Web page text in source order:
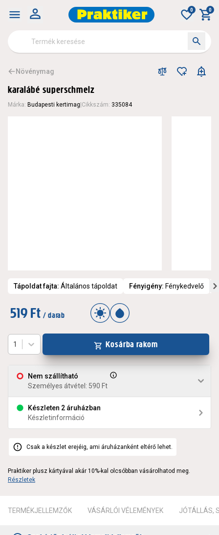
0 0
Növénymag
karalábé superschmelz
Márka: Budapesti kertimag Cikkszám: 335084
Tápoldat fajta: Általános tápoldat Fényigény: Fénykedvelő
519 Ft / darab
Nem szállítható
Személyes átvétel: 590 Ft
Készleten 2 áruházban
Készletinformáció
1 Kosárba rakom
Csak a készlet erejéig, ami áruházanként eltérő lehet.
Praktiker plusz kártyával akár 10%-kal olcsóbban vásárolhatod meg.
Részletek
TERMÉKJELLEMZŐK VÁSÁRLÓI VÉLEMÉNYEK JÓTÁLLÁS,